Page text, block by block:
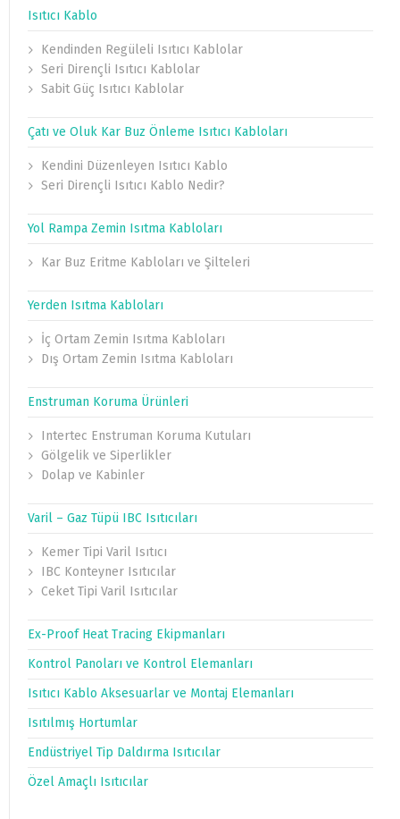
Isıtıcı Kablo
Kendinden Regüleli Isıtıcı Kablolar
Seri Dirençli Isıtıcı Kablolar
Sabit Güç Isıtıcı Kablolar
Çatı ve Oluk Kar Buz Önleme Isıtıcı Kabloları
Kendini Düzenleyen Isıtıcı Kablo
Seri Dirençli Isıtıcı Kablo Nedir?
Yol Rampa Zemin Isıtma Kabloları
Kar Buz Eritme Kabloları ve Şilteleri
Yerden Isıtma Kabloları
İç Ortam Zemin Isıtma Kabloları
Dış Ortam Zemin Isıtma Kabloları
Enstruman Koruma Ürünleri
Intertec Enstruman Koruma Kutuları
Gölgelik ve Siperlikler
Dolap ve Kabinler
Varil – Gaz Tüpü IBC Isıtıcıları
Kemer Tipi Varil Isıtıcı
IBC Konteyner Isıtıcılar
Ceket Tipi Varil Isıtıcılar
Ex-Proof Heat Tracing Ekipmanları
Kontrol Panoları ve Kontrol Elemanları
Isıtıcı Kablo Aksesuarlar ve Montaj Elemanları
Isıtılmış Hortumlar
Endüstriyel Tip Daldırma Isıtıcılar
Özel Amaçlı Isıtıcılar